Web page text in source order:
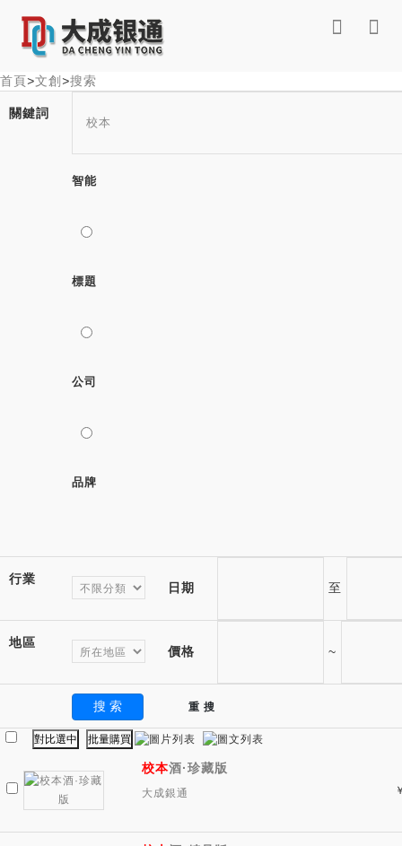
首頁>文創 >搜索
關鍵詞
智能
標題
公司
品牌
行業
日期 至
地區
價格 ~
校本酒·珍藏版
大成銀通